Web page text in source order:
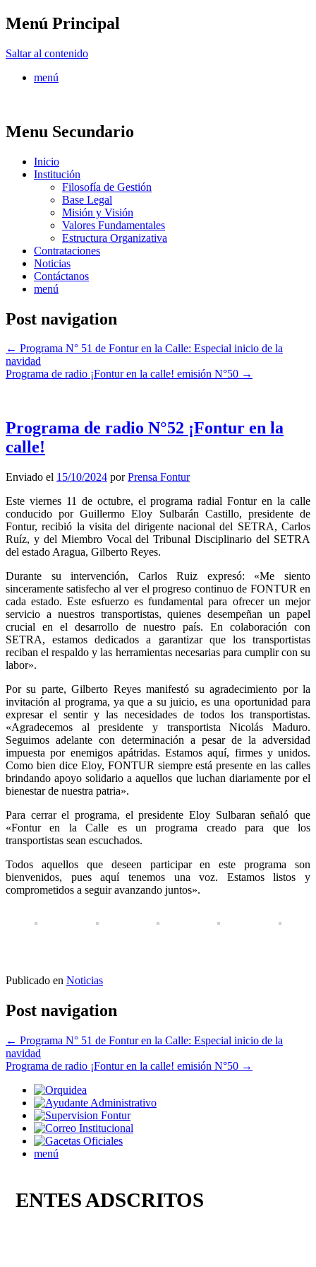
Menú Principal
Saltar al contenido
menú
Menu Secundario
Inicio
Institución
Filosofía de Gestión
Base Legal
Misión y Visión
Valores Fundamentales
Estructura Organizativa
Contrataciones
Noticias
Contáctanos
menú
Post navigation
← Programa N° 51 de Fontur en la Calle: Especial inicio de la
navidad
Programa de radio ¡Fontur en la calle! emisión N°50 →
Programa de radio N°52 ¡Fontur en la
calle!
Enviado el 15/10/2024 porPrensa Fontur
Este viernes 11 de octubre, el programa radial Fontur en la calle
conducido por Guillermo Eloy Sulbarán Castillo, presidente de
Fontur, recibió la visita del dirigente nacional del SETRA, Carlos
Ruíz, y del Miembro Vocal del Tribunal Disciplinario del SETRA
del estado Aragua, Gilberto Reyes.
Durante su intervención, Carlos Ruiz expresó: «Me siento
sinceramente satisfecho al ver el progreso continuo de FONTUR en
cada estado. Este esfuerzo es fundamental para ofrecer un mejor
servicio a nuestros transportistas, quienes desempeñan un papel
crucial en el desarrollo de nuestro país. En colaboración con
SETRA, estamos dedicados a garantizar que los transportistas
reciban el respaldo y las herramientas necesarias para cumplir con su
labor».
Por su parte, Gilberto Reyes manifestó su agradecimiento por la
invitación al programa, ya que a su juicio, es una oportunidad para
expresar el sentir y las necesidades de todos los transportistas.
«Agradecemos al presidente y transportista Nicolás Maduro.
Seguimos adelante con determinación a pesar de la adversidad
impuesta por enemigos apátridas. Estamos aquí, firmes y unidos.
Como bien dice Eloy, FONTUR siempre está presente en las calles
brindando apoyo solidario a aquellos que luchan diariamente por el
bienestar de nuestra patria».
Para cerrar el programa, el presidente Eloy Sulbaran señaló que
«Fontur en la Calle es un programa creado para que los
transportistas sean escuchados.
Todos aquellos que deseen participar en este programa son
bienvenidos, pues aquí tenemos una voz. Estamos listos y
comprometidos a seguir avanzando juntos».
Publicado en Noticias
Post navigation
← Programa N° 51 de Fontur en la Calle: Especial inicio de la
navidad
Programa de radio ¡Fontur en la calle! emisión N°50 →
menú
ENTES ADSCRITOS